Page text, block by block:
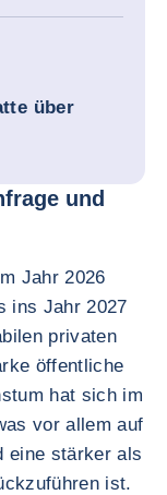
über
und
Jahr 2026
ins Jahr 2027
privaten
öffentliche
hat sich im
vor allem auf
eine stärker als
ist.